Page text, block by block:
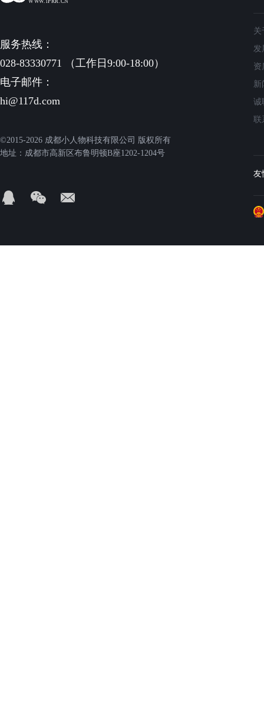
服务热线：
028-83330771 （工作日9:00-18:00）
电子邮件：
hi@117d.com
©2015-2026 成都小人物科技有限公司 版权所有
地址：成都市高新区布鲁明顿B座1202-1204号
关
发
资
新
诚
联